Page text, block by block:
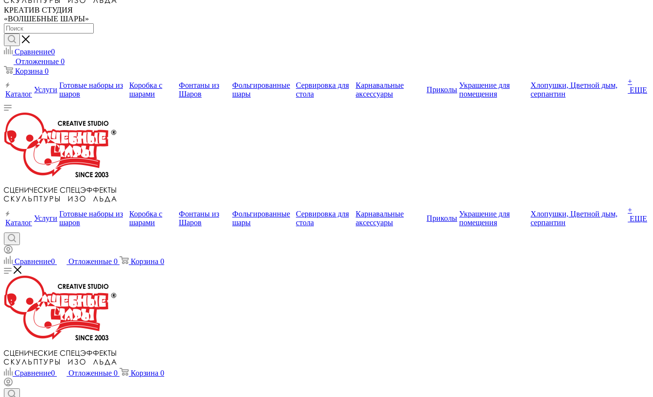
КРЕАТИВ СТУДИЯ
«ВОЛШЕБНЫЕ ШАРЫ»
Сравнение0
Отложенные 0
Корзина 0
Каталог
Услуги
Готовые наборы из
шаров
Коробка с
шарами
Фонтаны из
Шаров
Фольгированные
шары
Сервировка для
стола
Карнавальные
аксессуары
Приколы
Украшение для
помещения
Хлопушки, Цветной дым,
серпантин
+
ЕЩЕ
Каталог
Услуги
Готовые наборы из
шаров
Коробка с
шарами
Фонтаны из
Шаров
Фольгированные
шары
Сервировка для
стола
Карнавальные
аксессуары
Приколы
Украшение для
помещения
Хлопушки, Цветной дым,
серпантин
+
ЕЩЕ
Сравнение0 Отложенные 0 Корзина 0
Сравнение0 Отложенные 0 Корзина 0